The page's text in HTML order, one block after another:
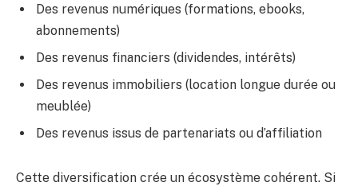
Des revenus numériques (formations, ebooks,
abonnements)
Des revenus financiers (dividendes, intérêts)
Des revenus immobiliers (location longue durée ou
meublée)
Des revenus issus de partenariats ou d’affiliation
Cette diversification crée un écosystème cohérent. Si